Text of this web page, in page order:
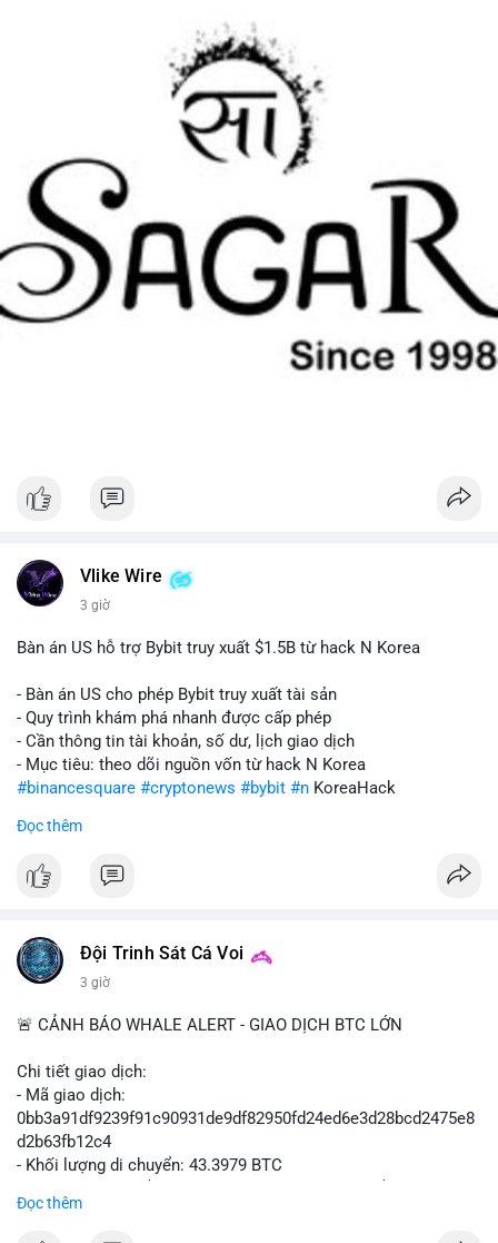
Vlike Wire
3 giờ
Bàn án US hỗ trợ Bybit truy xuất $1.5B từ hack N Korea
- Bàn án US cho phép Bybit truy xuất tài sản
- Quy trình khám phá nhanh được cấp phép
- Cần thông tin tài khoản, số dư, lịch giao dịch
- Mục tiêu: theo dõi nguồn vốn từ hack N Korea
#binancesquare #cryptonews #bybit #n KoreaHack
$btc $eth
#vlikevn #titanbot
Đọc thêm
Đội Trinh Sát Cá Voi
3 giờ
🚨 CẢNH BÁO WHALE ALERT - GIAO DỊCH BTC LỚN
Chi tiết giao dịch:
- Mã giao dịch:
0bb3a91df9239f91c90931de9df82950fd24ed6e3d28bcd2475e8
d2b63fb12c4
- Khối lượng di chuyển: 43.3979 BTC
USD)
- Thời gian: 04:18
Đọc thêm